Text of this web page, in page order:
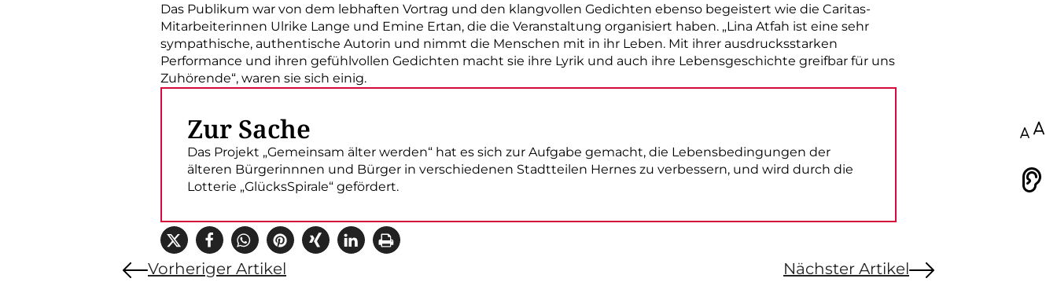
Das Publikum war von dem lebhaften Vortrag und den klangvollen Gedichten ebenso begeistert wie die Caritas-
Mitarbeiterinnen Ulrike Lange und Emine Ertan, die die Veranstaltung organisiert haben. „Lina Atfah ist eine sehr
sympathische, authentische Autorin und nimmt die Menschen mit in ihr Leben. Mit ihrer ausdrucksstarken
Performance und ihren gefühlvollen Gedichten macht sie ihre Lyrik und auch ihre Lebensgeschichte greifbar für uns
Zuhörende“, waren sie sich einig.
Zur Sache
Das Projekt „Gemeinsam älter werden“ hat es sich zur Aufgabe gemacht, die Lebensbedingungen der
älteren Bürgerinnnen und Bürger in verschiedenen Stadtteilen Hernes zu verbessern, und wird durch die
Lotterie „GlücksSpirale“ gefördert.
Vorheriger Artikel Nächster Artikel